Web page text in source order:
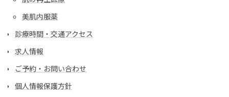
美肌内服薬
診療時間・交通アクセス
求人情報
ご予約・お問い合わせ
個人情報保護方針